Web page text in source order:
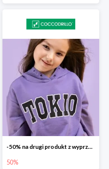
-50% na drugi produkt z wyprzedaży
50%